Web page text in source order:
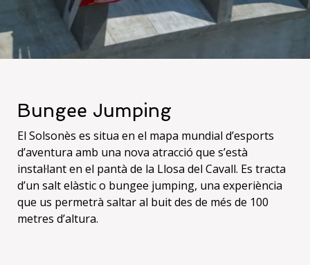
Bungee Jumping
El Solsonès es situa en el mapa mundial d’esports
d’aventura amb una nova atracció que s’està
instal·lant en el pantà de la Llosa del Cavall. Es tracta
d’un salt elàstic o bungee jumping, una experiència
que us permetrà saltar al buit des de més de 100